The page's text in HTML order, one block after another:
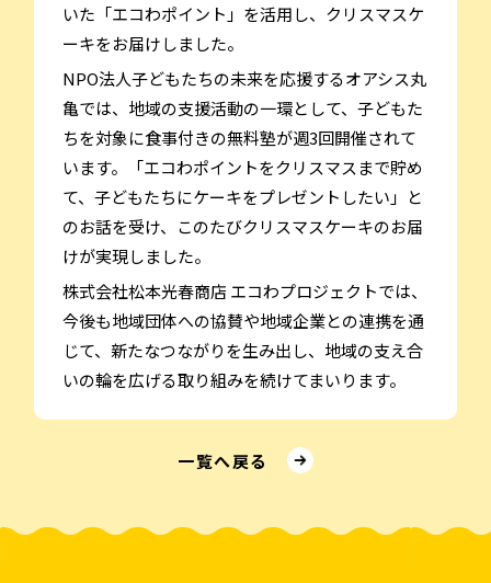
いた「エコわポイント」を活用し、クリスマスケ
ーキをお届けしました。
NPO法人子どもたちの未来を応援するオアシス丸
亀では、地域の支援活動の一環として、子どもた
ちを対象に食事付きの無料塾が週3回開催されて
います。「エコわポイントをクリスマスまで貯め
て、子どもたちにケーキをプレゼントしたい」と
のお話を受け、このたびクリスマスケーキのお届
けが実現しました。
株式会社松本光春商店 エコわプロジェクトでは、
今後も地域団体への協賛や地域企業との連携を通
じて、新たなつながりを生み出し、地域の支え合
いの輪を広げる取り組みを続けてまいります。
⼀覧へ戻る